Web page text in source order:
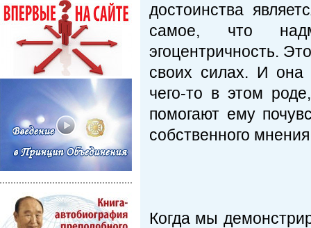
достоинства
самое, что
эгоцентричность.
своих силах. И она
чего-то в этом
помогают ему
собственного
Когда мы